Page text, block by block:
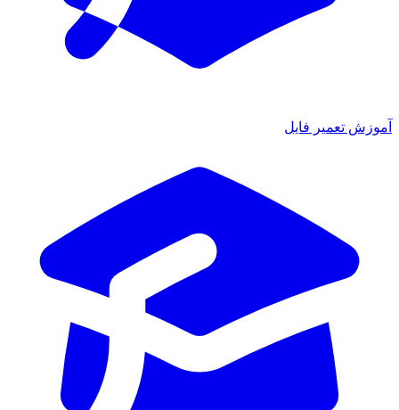
آموزش تعمیر فایل